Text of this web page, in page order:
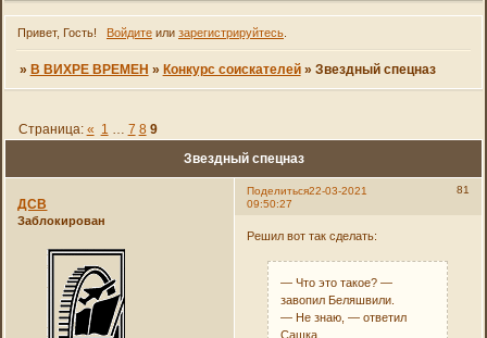
Привет, Гость! Войдитеили зарегистрируйтесь.
» В ВИХРЕ ВРЕМЕН » Конкурс соискателей » Звездный спецназ
Звездный спецназ
Страница: « 1 … 7 8 9
Поделиться 81
22-03-2021
09:50:27
ДСВ
Заблокирован
Решил вот так сделать:
— Что это такое? —
завопил Беляшвили.
— Не знаю, — ответил
Сашка.